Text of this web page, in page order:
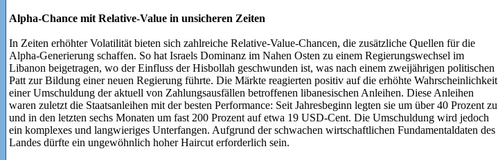
Alpha-Chance mit Relative-Value in unsicheren Zeiten
In Zeiten erhöhter Volatilität bieten sich zahlreiche Relative-Value-Chancen, die zusätzliche Quellen für die
Alpha-Generierung schaffen. So hat Israels Dominanz im Nahen Osten zu einem Regierungswechsel im
Libanon beigetragen, wo der Einfluss der Hisbollah geschwunden ist, was nach einem zweijährigen politischen
Patt zur Bildung einer neuen Regierung führte. Die Märkte reagierten positiv auf die erhöhte Wahrscheinlichkeit
einer Umschuldung der aktuell von Zahlungsausfällen betroffenen libanesischen Anleihen. Diese Anleihen
waren zuletzt die Staatsanleihen mit der besten Performance: Seit Jahresbeginn legten sie um über 40 Prozent zu
und in den letzten sechs Monaten um fast 200 Prozent auf etwa 19 USD-Cent. Die Umschuldung wird jedoch
ein komplexes und langwieriges Unterfangen. Aufgrund der schwachen wirtschaftlichen Fundamentaldaten des
Landes dürfte ein ungewöhnlich hoher Haircut erforderlich sein.